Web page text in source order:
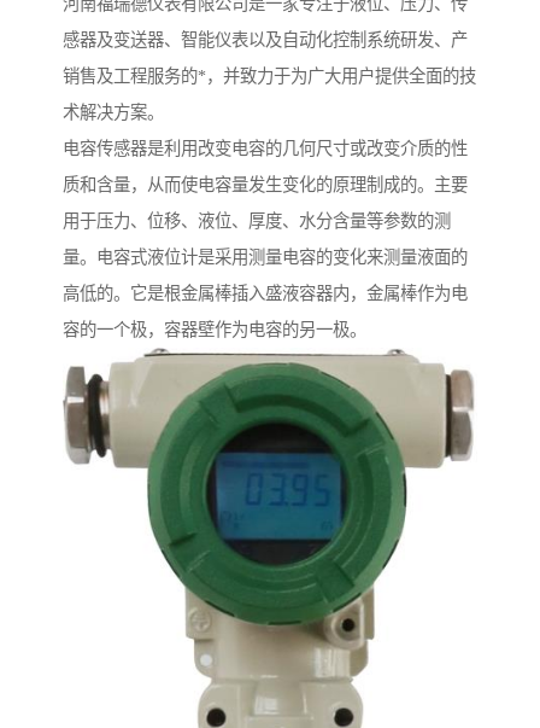
河南福瑞德仪表有限公司是一家专注于液位、压力、传
感器及变送器、智能仪表以及自动化控制系统研发、产
销售及工程服务的*，并致力于为广大用户提供全面的技
术解决方案。
电容传感器是利用改变电容的几何尺寸或改变介质的性
质和含量，从而使电容量发生变化的原理制成的。主要
用于压力、位移、液位、厚度、水分含量等参数的测
量。电容式液位计是采用测量电容的变化来测量液面的
高低的。它是根金属棒插入盛液容器内，金属棒作为电
容的一个极，容器壁作为电容的另一极。